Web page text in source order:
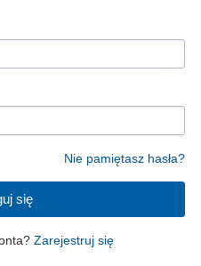
Nie pamiętasz hasła?
się
Zarejestruj się